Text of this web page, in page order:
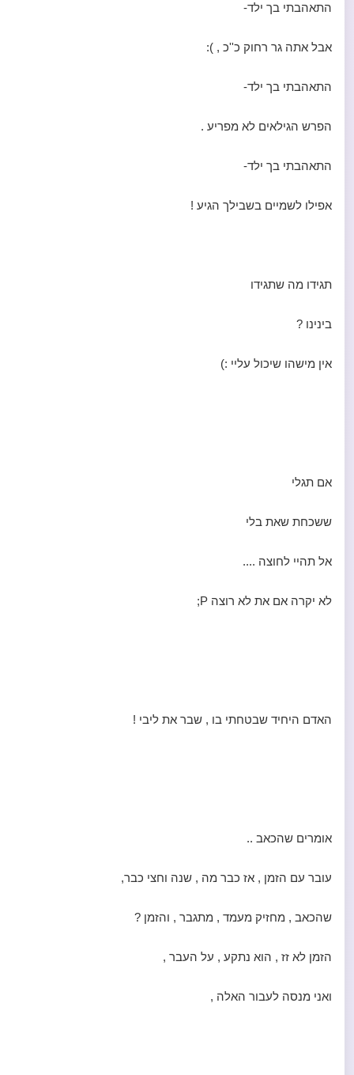
התאהבתי בך ילד-
אבל אתה גר רחוק כ''כ , ):
התאהבתי בך ילד-
הפרש הגילאים לא מפריע .
התאהבתי בך ילד-
אפילו לשמיים בשבילך הגיע !
תגידו מה שתגידו
בינינו ?
אין מישהו שיכול עליי :)
אם תגלי
ששכחת שאת בלי
אל תהיי לחוצה ....
לא יקרה אם את לא רוצה P;
האדם היחיד שבטחתי בו , שבר את ליבי !
אומרים שהכאב ..
עובר עם הזמן , אז כבר מה , שנה וחצי כבר,
שהכאב , מחזיק מעמד , מתגבר , והזמן ?
הזמן לא זז , הוא נתקע , על העבר ,
ואני מנסה לעבור האלה ,